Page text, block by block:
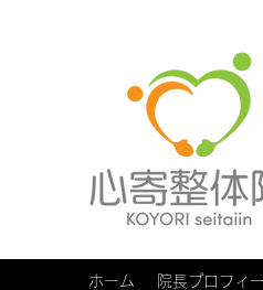
ホーム 院長プロフィ